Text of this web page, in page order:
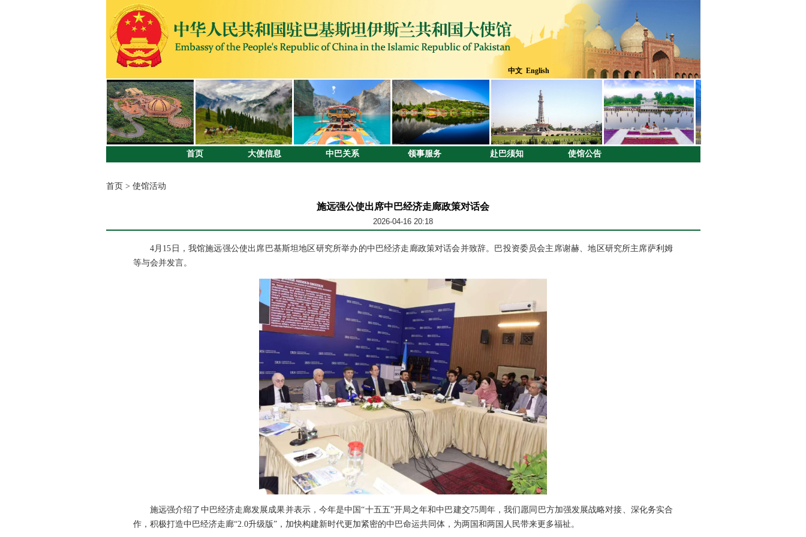
中文 English
首页 大使信息 中巴关系 领事服务 赴巴须知 使馆公告
首页 > 使馆活动
施远强公使出席中巴经济走廊政策对话会
2026-04-16 20:18
4月15日，我馆施远强公使出席巴基斯坦地区研究所举办的中巴经济走廊政策对话会并致辞。巴投资委员会主席谢赫、地区研究所主席萨利姆
等与会并发言。
施远强介绍了中巴经济走廊发展成果并表示，今年是中国“十五五”开局之年和中巴建交75周年，我们愿同巴方加强发展战略对接、深化务实合
作，积极打造中巴经济走廊“2.0升级版”，加快构建新时代更加紧密的中巴命运共同体，为两国和两国人民带来更多福祉。